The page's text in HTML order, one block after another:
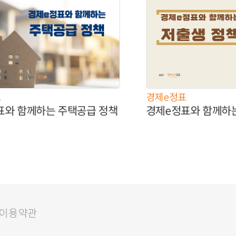
와 함께하는 주택공급 정책
경제e정표
경제e정표와 함께하
이용약관